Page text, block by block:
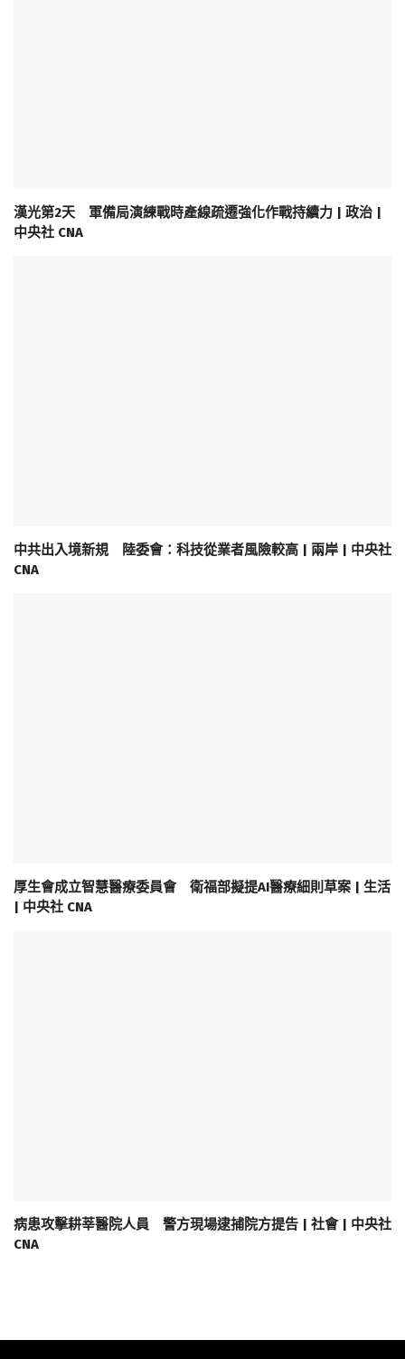
漢光第2天 軍備局演練戰時產線疏遷強化作戰持續力 | 政治 |
中央社 CNA
中共出入境新規 陸委會：科技從業者風險較高 | 兩岸 | 中央社
CNA
厚生會成立智慧醫療委員會 衛福部擬提AI醫療細則草案 | 生活
| 中央社 CNA
病患攻擊耕莘醫院人員 警方現場逮捕院方提告 | 社會 | 中央社
CNA